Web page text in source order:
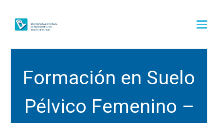
Formación en Suelo
Pélvico Femenino –